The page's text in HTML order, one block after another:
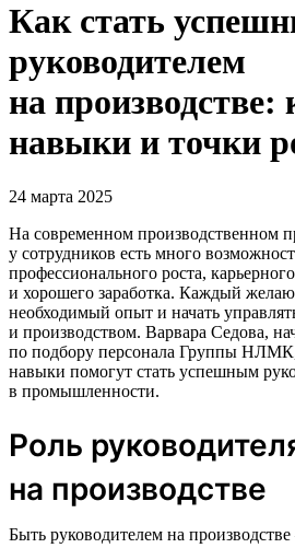
Как стать
руководителем
на
навыки и точки
24 марта 2025
На современном производственном
у сотрудников есть много
профессионального роста,
и хорошего заработка. Каждый
необходимый опыт и начать
и производством. Варвара Седова,
по подбору персонала Группы НЛМК,
навыки помогут стать успешным
в промышленности.
Роль
на производстве
Быть руководителем на